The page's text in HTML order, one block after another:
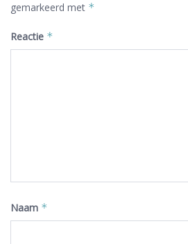
gemarkeerd met *
Reactie *
Naam *